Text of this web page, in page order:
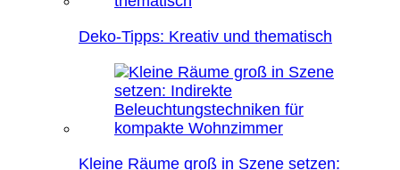
Deko-Tipps: Kreativ und thematisch
Kleine Räume groß in Szene setzen: